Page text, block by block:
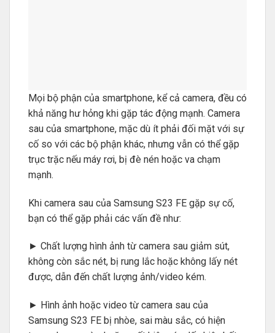
Mọi bộ phận của smartphone, kể cả camera, đều có
khả năng hư hỏng khi gặp tác động mạnh. Camera
sau của smartphone, mặc dù ít phải đối mặt với sự
cố so với các bộ phận khác, nhưng vẫn có thể gặp
trục trặc nếu máy rơi, bị đè nén hoặc va chạm
mạnh.
Khi camera sau của Samsung S23 FE gặp sự cố,
bạn có thể gặp phải các vấn đề như:
► Chất lượng hình ảnh từ camera sau giảm sút,
không còn sắc nét, bị rung lắc hoặc không lấy nét
được, dẫn đến chất lượng ảnh/video kém.
► Hình ảnh hoặc video từ camera sau của
Samsung S23 FE bị nhòe, sai màu sắc, có hiện